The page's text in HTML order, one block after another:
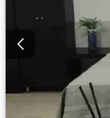
Completamente